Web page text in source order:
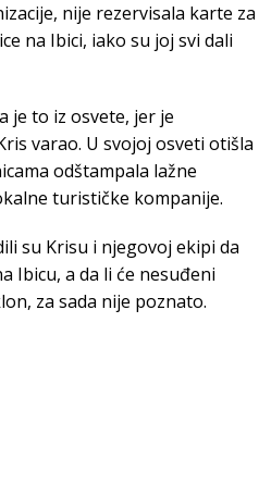
nije rezervisala karte za
na Ibici, iako su joj svi dali
je to iz osvete, jer je
varao. U svojoj osveti otišla
odštampala lažne
turističke kompanije.
su Krisu i njegovoj ekipi da
Ibicu, a da li će nesuđeni
za sada nije poznato.